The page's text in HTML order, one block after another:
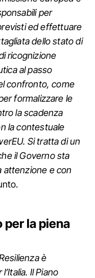
per
ed effettuare
dello stato di
ricognizione
al passo
confronto, come
formalizzare le
la scadenza
la contestuale
Si tratta di un
il Governo sta
attenzione e con
per la piena
è
Il Piano